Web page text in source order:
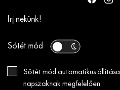
Írj nekünk!
Sötét mód
Sötét mód automatikus állítása
napszaknak megfelelően